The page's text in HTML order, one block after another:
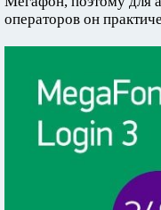
операторов он